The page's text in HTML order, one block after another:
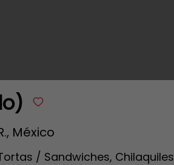
México
/ Sandwiches, Chilaquiles